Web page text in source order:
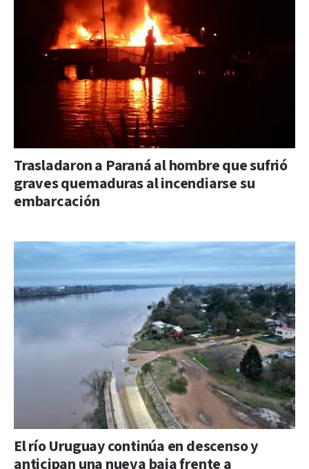
Trasladaron a Paraná al hombre que sufrió
graves quemaduras al incendiarse su
embarcación
El río Uruguay continúa en descenso y
anticipan una nueva baja frente a